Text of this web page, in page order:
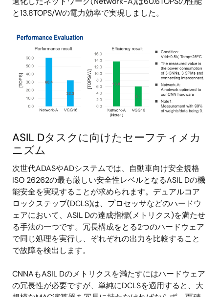
と13.8TOPS/Wの電力効率で実現しました。
画
ASIL Dタスクに向けたセーフティメカ
ニズム
次世代ADASやADシステムでは、自動車向け安全規格
ISO 26262の最も厳しい安全性レベルとなるASIL Dの機
能安全を実現することが求められます。デュアルコア
ロックステップ(DCLS)は、プロセッサなどのハードウ
ェアにおいて、ASIL Dの達成指標(メトリクス)を満たせ
る手法の一つです。冗長構成をとる2つのハードウェア
で同じ処理を実行し、ぞれぞれの出力を比較すること
で故障を検出します。
CNNAもASIL Dのメトリクスを満たすにはハードウェア
の冗長性が必要ですが、単純にDCLSを適用すると、大